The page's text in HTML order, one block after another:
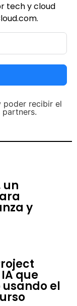
tech y cloud
poder recibir el
un
y
que
el